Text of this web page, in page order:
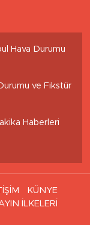
Hava Durumu
ve Fikstür
Haberleri
KÜNYE
İLKELERİ